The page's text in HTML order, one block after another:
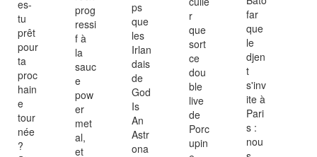
es-
tu
prêt
pour
ta
proc
hain
e
tour
née
?
prog
ressi
f à
la
sauc
e
pow
er
met
al,
et
ps
que
les
Irlan
dais
de
God
Is
An
Astr
ona
r
que
sort
ce
dou
ble
live
de
Porc
upin
far
que
le
djen
t
s'inv
ite à
Pari
s :
nou